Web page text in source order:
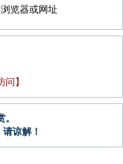
览器或网址
】
谅解！